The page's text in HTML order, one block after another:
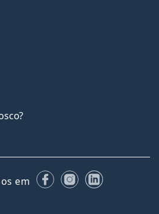
em FacebookInstagram
LinkedIn